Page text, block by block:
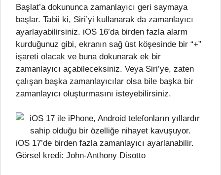
Başlat’a dokununca zamanlayıcı geri saymaya
başlar. Tabii ki, Siri’yi kullanarak da zamanlayıcı
ayarlayabilirsiniz. iOS 16’da birden fazla alarm
kurduğunuz gibi, ekranın sağ üst köşesinde bir “+”
işareti olacak ve buna dokunarak ek bir
zamanlayıcı açabileceksiniz. Veya Siri’ye, zaten
çalışan başka zamanlayıcılar olsa bile başka bir
zamanlayıcı oluşturmasını isteyebilirsiniz.
iOS 17’de birden fazla zamanlayıcı ayarlanabilir.
Görsel kredi: John-Anthony Disotto